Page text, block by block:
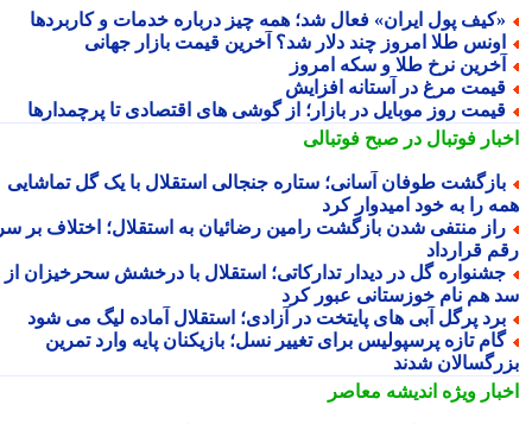
پول ایران» فعال شد؛ همه چیز درباره خدمات و کاربردها
طلا امروز چند دلار شد؟ آخرین قیمت بازار جهانی
نرخ طلا و سکه امروز
مرغ در آستانه افزایش
روز موبایل در بازار؛ از گوشی های اقتصادی تا پرچمدارها
فوتبال در صبح فوتبالی
طوفان آسانی؛ ستاره جنجالی استقلال با یک گل تماشایی
را به خود امیدوار کرد
منتفی شدن بازگشت رامین رضائیان به استقلال؛ اختلاف بر سر
قرارداد
گل در دیدار تدارکاتی؛ استقلال با درخشش سحرخیزان از
هم نام خوزستانی عبور کرد
پرگل آبی های پایتخت در آزادی؛ استقلال آماده لیگ می شود
تازه پرسپولیس برای تغییر نسل؛ بازیکنان پایه وارد تمرین
شدند
ویژهاندیشه معاصر